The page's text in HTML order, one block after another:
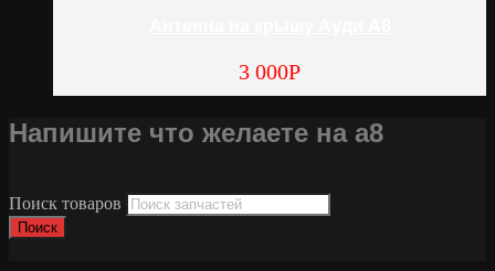
3 000Р
Напишите что желаете на а8
Поиск товаров
Поиск